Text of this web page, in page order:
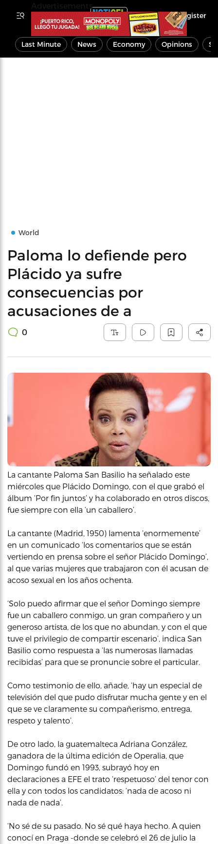
Register
Last Minute News Economy Opinions
World
Paloma lo defiende pero
Plácido ya sufre
consecuencias por
acusaciones de a
0
La cantante Paloma San Basilio ha señalado este
miércoles que Plácido Domingo, con el que grabó el
álbum ‘Por fin juntos’ y ha colaborado en otros discos,
fue siempre con ella ‘un caballero’.
La cantante (Madrid, 1950) lamenta ‘enormemente’
en un comunicado ‘los comentarios que se están
vertiendo en prensa sobre el señor Plácido Domingo’,
al que varias mujeres que trabajaron con él acusan de
acoso sexual en los años ochenta.
‘Solo puedo afirmar que el señor Domingo siempre
fue un caballero conmigo, un gran compañero y un
generoso artista, de los que no abundan, y con el que
tuve el privilegio de compartir escenario’, indica San
Basilio como respuesta a ‘las numerosas llamadas
recibidas’ para que se pronuncie sobre el particular.
Como testimonio de ello, añade, ‘hay un especial de
televisión del que pudo disfrutar mucha gente y en el
que se ve claramente su compañerismo, entrega,
respeto y talento’.
De otro lado, la guatemalteca Adriana González,
ganadora de la última edición de Operalia, que
Domingo fundó en 1993, subrayó hoy en
declaraciones a EFE el trato ‘respetuoso’ del tenor con
ella y con todos los candidatos: ‘nada de acoso ni
nada de nada’.
‘No sé de su pasado. No sé qué haya hecho. A quien
conocí en Praga -donde se celebró el 26 de julio la
Advertisements